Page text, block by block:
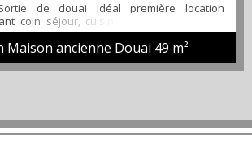
de douai idéal première location
coin séjour, cuisine simple, salle d'eau
chauffage électrique et convecteur
à visiter sans tarder
Maison ancienne Douai 49 m²